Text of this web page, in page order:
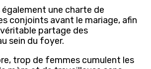
une charte de
conjoints avant le mariage, afin
véritable partage des
sein du foyer.
trop de femmes cumulent les